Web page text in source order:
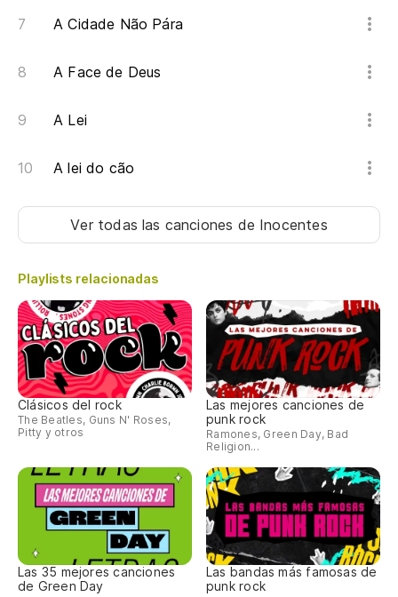
A Cidade Não Pára
A Face de Deus
A Lei
A lei do cão
Ver todas las canciones de Inocentes
Playlists relacionadas
Clásicos del rock
The Beatles, Guns N' Roses,
Pitty y otros
Las mejores canciones de
punk rock
Ramones, Green Day, Bad
Religion...
Las 35 mejores canciones
de Green Day
Las bandas más famosas de
punk rock